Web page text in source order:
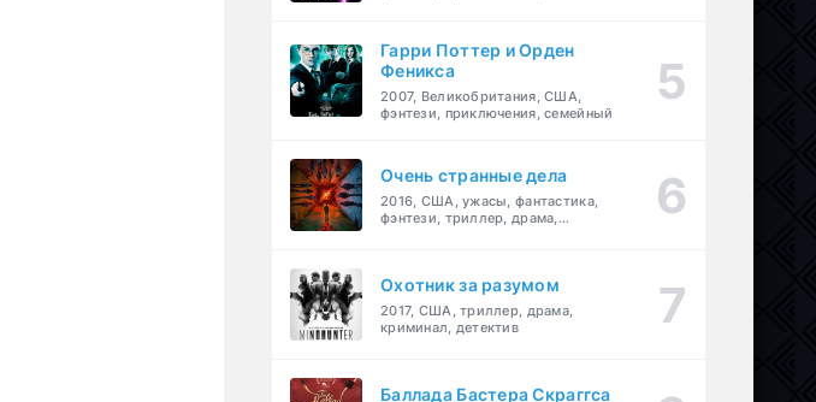
Гарри Поттер и Орден
Феникса
2007, Великобритания, США,
фэнтези, приключения, семейный
Очень странные дела
2016, США, ужасы, фантастика,
фэнтези, триллер, драма,
Охотник за разумом
2017, США, триллер, драма,
криминал, детектив
Баллада Бастера Скраггса